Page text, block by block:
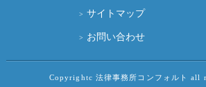
サイトマップ
お問い合わせ
Copyrightc 法律事務所コンフォルト all